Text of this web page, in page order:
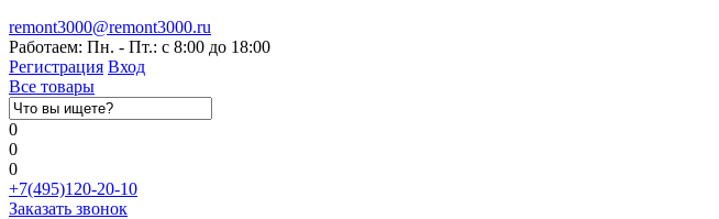
remont3000@remont3000.ru
Работаем: Пн. - Пт.: с 8:00 до 18:00
Регистрация Вход
Все товары
0
0
0
+7(495)120-20-10
Заказать звонок